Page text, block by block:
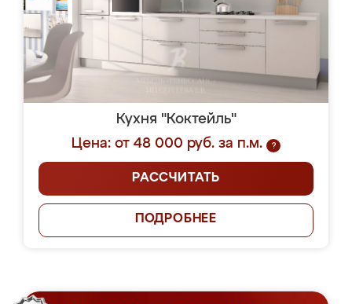
Кухня "Коктейль"
Цена: от 48 000 руб. за п.м.
?
РАССЧИТАТЬ
ПОДРОБНЕЕ